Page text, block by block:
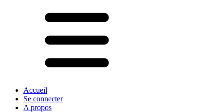
Accueil
Se connecter
A propos